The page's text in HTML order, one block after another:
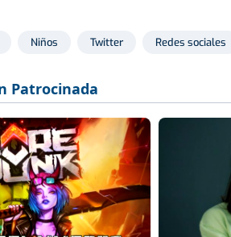
Niños Twitter Redes sociales